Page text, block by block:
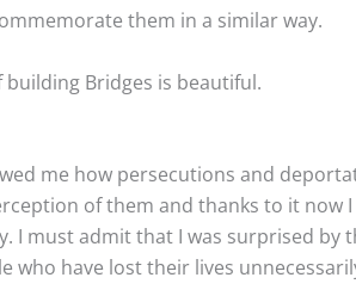
them in a similar way.
Bridges is beautiful.
me how persecutions and
of them and thanks to it now
I must admit that I was surprised by
have lost their lives